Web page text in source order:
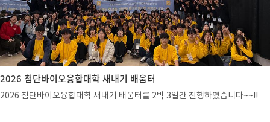
2026 첨단바이오융합대학 새내기 배움터
2026 첨단바이오융합대학 새내기 배움터를 2박 3일간 진행하였습니다~~!!